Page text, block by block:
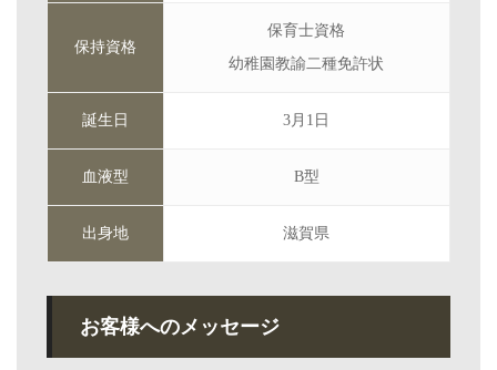
保持資格
保育士資格
幼稚園教諭二種免許状
誕生日 3月1日
血液型 B型
出身地 滋賀県
お客様へのメッセージ